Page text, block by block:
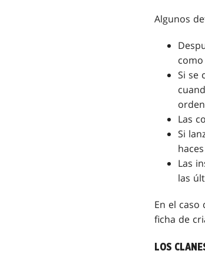
Algunos
Si se
Las
Si
Las
las
En el
ficha de
LOS